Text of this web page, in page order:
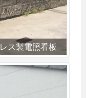
ス製電照看板